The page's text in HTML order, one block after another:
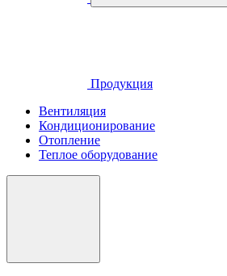
Продукция
Вентиляция
Кондиционирование
Отопление
Теплое оборудование